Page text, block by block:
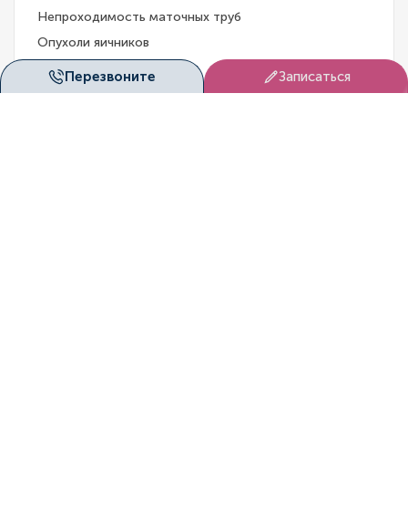
Перезвоните Записаться
Непроходимость маточных труб
Опухоли яичников
Острый вагинит
Параовариальная киста